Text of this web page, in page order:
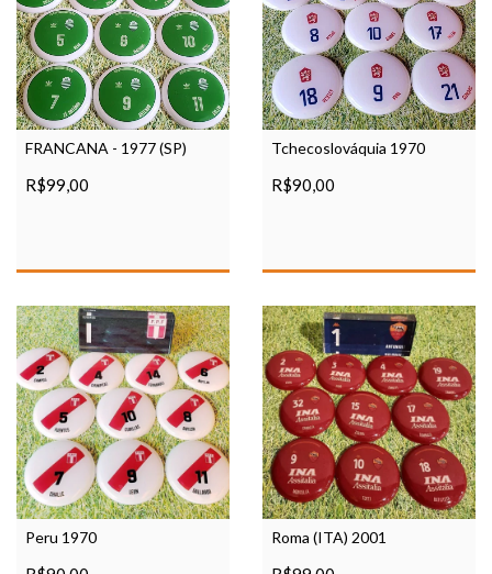
FRANCANA - 1977 (SP)
R$99,00
Tchecoslováquia 1970
R$90,00
Peru 1970 Roma (ITA) 2001